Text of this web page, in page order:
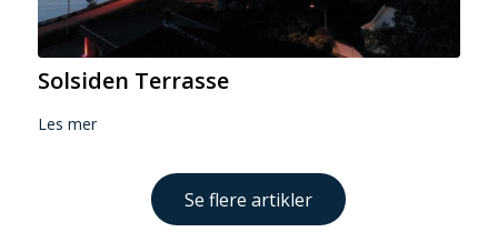
Solsiden Terrasse
Les mer
Se flere artikler